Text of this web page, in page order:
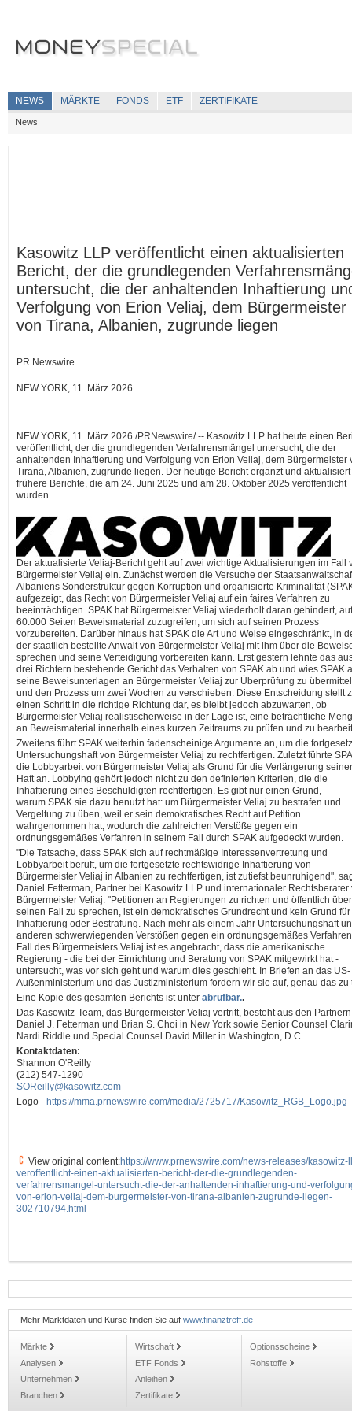
NEWS MÄRKTE FONDS ETF ZERTIFIKATE
News
Kasowitz LLP veröffentlicht einen aktualisierten
Bericht, der die grundlegenden
untersucht, die der anhaltenden Inhaftierung
Verfolgung von Erion Veliaj, dem Bürgermeister
von Tirana, Albanien, zugrunde liegen
PR Newswire
NEW YORK, 11. März 2026
NEW YORK, 11. März 2026 /PRNewswire/ -- Kasowitz LLP hat heute einen
veröffentlicht, der die grundlegenden Verfahrensmängel untersucht, die der
anhaltenden Inhaftierung und Verfolgung von Erion Veliaj, dem Bürgermeister
Tirana, Albanien, zugrunde liegen. Der heutige Bericht ergänzt und aktualisiert
frühere Berichte, die am 24. Juni 2025 und am 28. Oktober 2025 veröffentlicht
wurden.
Der aktualisierte Veliaj-Bericht geht auf zwei wichtige Aktualisierungen im Fall
Bürgermeister Veliaj ein. Zunächst werden die Versuche der
Albaniens Sonderstruktur gegen Korruption und organisierte Kriminalität
aufgezeigt, das Recht von Bürgermeister Veliaj auf ein faires Verfahren zu
beeinträchtigen. SPAK hat Bürgermeister Veliaj wiederholt daran gehindert,
60.000 Seiten Beweismaterial zuzugreifen, um sich auf seinen Prozess
vorzubereiten. Darüber hinaus hat SPAK die Art und Weise eingeschränkt, in
der staatlich bestellte Anwalt von Bürgermeister Veliaj mit ihm über die
sprechen und seine Verteidigung vorbereiten kann. Erst gestern lehnte das
drei Richtern bestehende Gericht das Verhalten von SPAK ab und wies SPAK
seine Beweisunterlagen an Bürgermeister Veliaj zur Überprüfung zu
und den Prozess um zwei Wochen zu verschieben. Diese Entscheidung stellt
einen Schritt in die richtige Richtung dar, es bleibt jedoch abzuwarten, ob
Bürgermeister Veliaj realistischerweise in der Lage ist, eine beträchtliche
an Beweismaterial innerhalb eines kurzen Zeitraums zu prüfen und zu
Zweitens führt SPAK weiterhin fadenscheinige Argumente an, um die
Untersuchungshaft von Bürgermeister Veliaj zu rechtfertigen. Zuletzt führte
die Lobbyarbeit von Bürgermeister Veliaj als Grund für die Verlängerung seiner
Haft an. Lobbying gehört jedoch nicht zu den definierten Kriterien, die die
Inhaftierung eines Beschuldigten rechtfertigen. Es gibt nur einen Grund,
warum SPAK sie dazu benutzt hat: um Bürgermeister Veliaj zu bestrafen und
Vergeltung zu üben, weil er sein demokratisches Recht auf Petition
wahrgenommen hat, wodurch die zahlreichen Verstöße gegen ein
ordnungsgemäßes Verfahren in seinem Fall durch SPAK aufgedeckt wurden.
"Die Tatsache, dass SPAK sich auf rechtmäßige Interessenvertretung und
Lobbyarbeit beruft, um die fortgesetzte rechtswidrige Inhaftierung von
Bürgermeister Veliaj in Albanien zu rechtfertigen, ist zutiefst beunruhigend",
Daniel Fetterman, Partner bei Kasowitz LLP und internationaler Rechtsberater
Bürgermeister Veliaj. "Petitionen an Regierungen zu richten und öffentlich über
seinen Fall zu sprechen, ist ein demokratisches Grundrecht und kein Grund für
Inhaftierung oder Bestrafung. Nach mehr als einem Jahr Untersuchungshaft
anderen schwerwiegenden Verstößen gegen ein ordnungsgemäßes
Fall des Bürgermeisters Veliaj ist es angebracht, dass die amerikanische
Regierung - die bei der Einrichtung und Beratung von SPAK mitgewirkt hat -
untersucht, was vor sich geht und warum dies geschieht. In Briefen an das US-
Außenministerium und das Justizministerium fordern wir sie auf, genau das zu
Eine Kopie des gesamten Berichts ist unter abrufbar..
Das Kasowitz-Team, das Bürgermeister Veliaj vertritt, besteht aus den Partnern
Daniel J. Fetterman und Brian S. Choi in New York sowie Senior Counsel
Nardi Riddle und Special Counsel David Miller in Washington, D.C.
Kontaktdaten:
Shannon O'Reilly
(212) 547-1290
SOReilly@kasowitz.com
Logo - https://mma.prnewswire.com/media/2725717/Kasowitz_RGB_Logo.jpg
View original content:https://www.prnewswire.com/news-releases/kasowitz-
veroffentlicht-einen-aktualisierten-bericht-der-die-grundlegenden-
verfahrensmangel-untersucht-die-der-anhaltenden-inhaftierung-und-
von-erion-veliaj-dem-burgermeister-von-tirana-albanien-zugrunde-liegen-
302710794.html
Mehr Marktdaten und Kurse finden Sie auf www.finanztreff.de
Märkte
Analysen
Unternehmen
Branchen
Wirtschaft
ETF Fonds
Anleihen
Zertifikate
Optionsscheine
Rohstoffe